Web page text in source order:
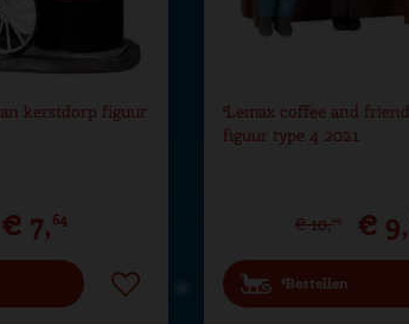
kerstdorp figuur
€ 7,64
Lemax coffee and
figuur type 4 2021
€ 10,99 € 9,
Bestellen